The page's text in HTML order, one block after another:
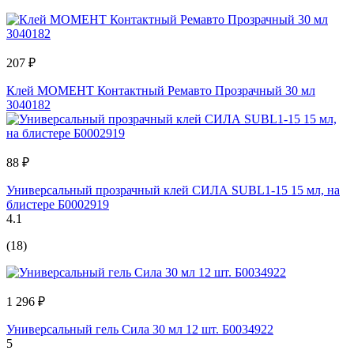
207 ₽
Клей МОМЕНТ Контактный Ремавто Прозрачный 30 мл
3040182
88 ₽
Универсальный прозрачный клей СИЛА SUBL1-15 15 мл, на
блистере Б0002919
4.1
(18)
1 296 ₽
Универсальный гель Сила 30 мл 12 шт. Б0034922
5